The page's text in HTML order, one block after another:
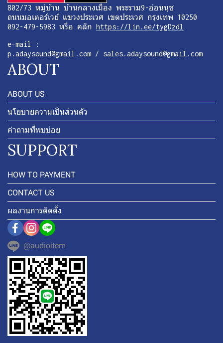
802/73 หมู่บ้าน บ้านกลางเมือง พระราม9-อ่อนนุช
ถนนมอเตอร์เวย์ แขวงประเวศ เขตประเวศ กรุงเทพ 10250
092-479-5983 หรือ คลิก https://lin.ee/tygDzdl
e-mail :
p.adaysound@gmail.com / sales.adaysound@gmail.com
ABOUT
ABOUT US
นโยบายความเป็นส่วนตัว
คำถามที่พบบ่อย
SUPPORT
HOW TO PAYMENT
CONTACT US
ผลงานการติดตั้ง
@audioitem